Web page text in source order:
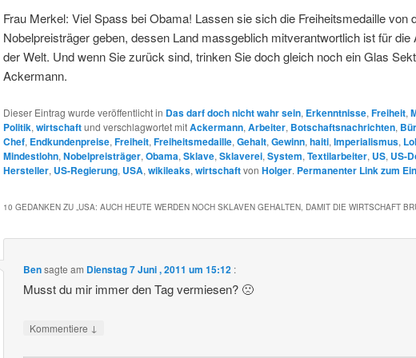
Frau Merkel: Viel Spass bei Obama! Lassen sie sich die Freiheitsmedaille von
Nobelpreisträger geben, dessen Land massgeblich mitverantwortlich ist für die
der Welt. Und wenn Sie zurück sind, trinken Sie doch gleich noch ein Glas
Ackermann.
Dieser Eintrag wurde veröffentlicht in Das darf doch nicht wahr sein, Erkenntnisse, Freiheit,
Politik, wirtschaftund verschlagwortet mitAckermann, Arbeiter, Botschaftsnachrichten,
Chef, Endkundenpreise, Freiheit, Freiheitsmedaille, Gehalt, Gewinn, haiti, Imperialismus,
Mindestlohn, Nobelpreisträger, Obama, Sklave, Sklaverei, System, Textilarbeiter, US, US-
Hersteller, US-Regierung, USA, wikileaks, wirtschaftvon Holger. Permanenter Link zum
10 GEDANKEN ZU „USA: AUCH HEUTE WERDEN NOCH SKLAVEN GEHALTEN, DAMIT DIE WIRTSCHAFT
Bensagte am Dienstag 7 Juni , 2011 um 15:12 :
Musst du mir immer den Tag vermiesen? 🙁
Kommentiere ↓